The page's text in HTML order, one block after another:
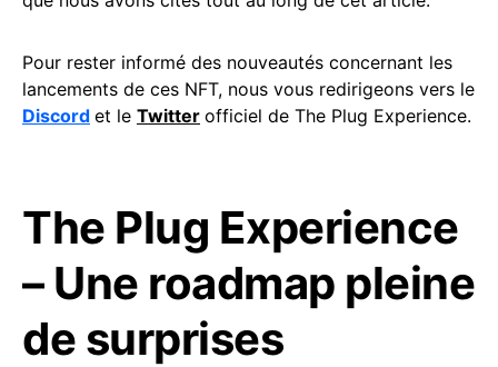
Pour rester informé des nouveautés concernant les
lancements de ces NFT, nous vous redirigeons vers le
Discord et le Twitter officiel de The Plug Experience.
The Plug Experience
– Une roadmap pleine
de surprises